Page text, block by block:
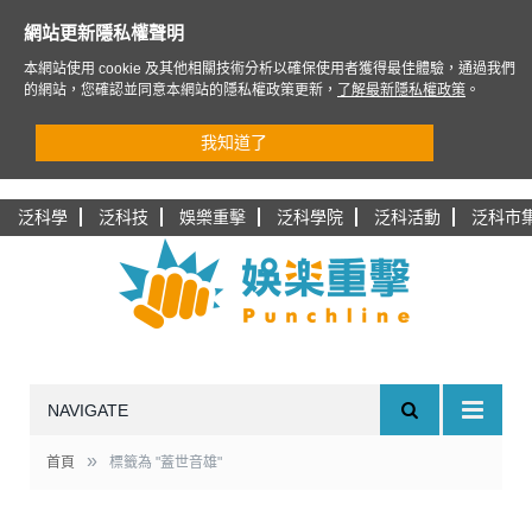
泛科學 泛科技 娛樂重擊 泛科學院 泛科活動 泛科市
NAVIGATE
首頁 » 標籤為 "蓋世音雄"
網站更新隱私權聲明
本網站使用 cookie 及其他相關技術分析以確保使用者獲得最佳體驗，通過我們
的網站，您確認並同意本網站的隱私權政策更新，
了解最新隱私權政策 。
我知道了